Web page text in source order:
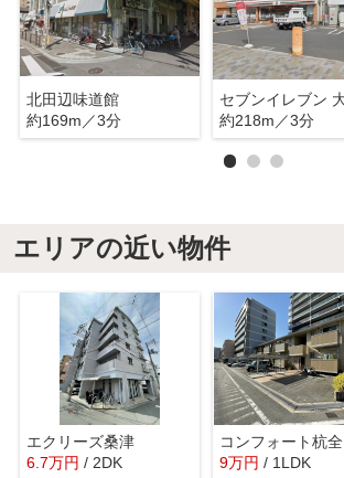
北田辺味道館
約169m／3分
約218m／3分
エリアの近い物件
エクリーズ桑津
6.7万円 / 2DK
コンフォート杭全
9万円 / 1LDK